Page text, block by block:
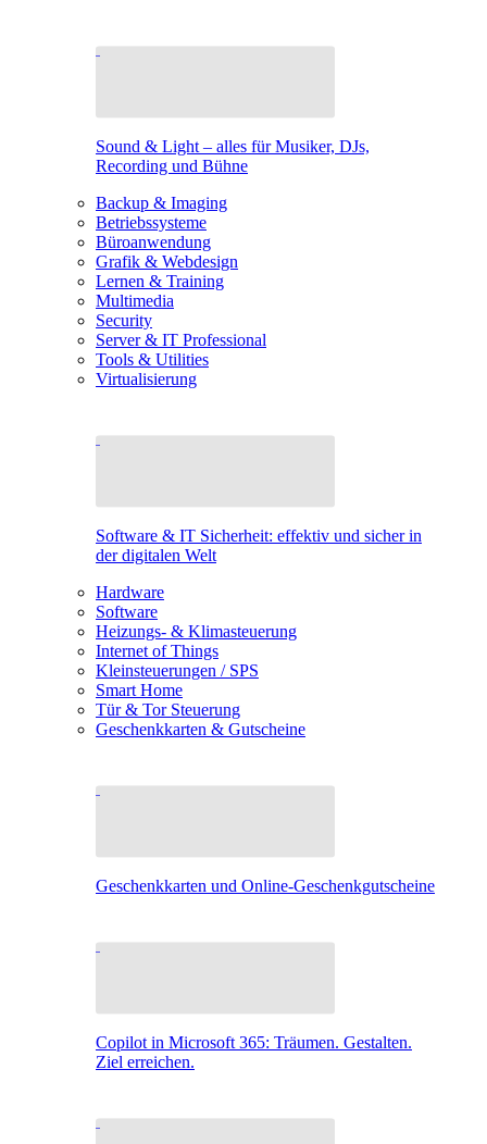
Sound & Light – alles für Musiker, DJs,
Recording und Bühne
Backup & Imaging
Betriebssysteme
Büroanwendung
Grafik & Webdesign
Lernen & Training
Multimedia
Security
Server & IT Professional
Tools & Utilities
Virtualisierung
Software & IT Sicherheit: effektiv und sicher in
der digitalen Welt
Hardware
Software
Heizungs- & Klimasteuerung
Internet of Things
Kleinsteuerungen / SPS
Smart Home
Tür & Tor Steuerung
Geschenkkarten & Gutscheine
Geschenkkarten und Online-Geschenkgutscheine
Copilot in Microsoft 365: Träumen. Gestalten.
Ziel erreichen.